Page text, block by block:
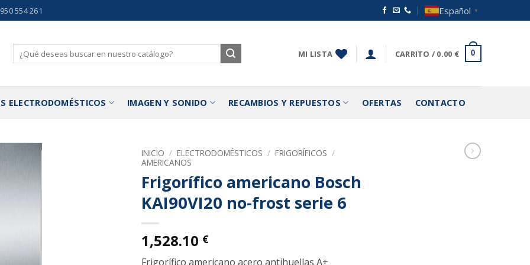
554 261 Español ▼
Buscar
por:
MI LISTA CARRITO / 0.00 € 0
ELECTRODOMÉSTICOS IMAGEN Y SONIDO RECAMBIOS Y REPUESTOS OFERTAS CONTACTO
INICIO / ELECTRODOMÉSTICOS / FRIGORÍFICOS /
AMERICANOS
Frigorífico americano Bosch
KAI90VI20 no-frost serie 6
1,528.10 €
Frigorífico americano acero antihuellas A+